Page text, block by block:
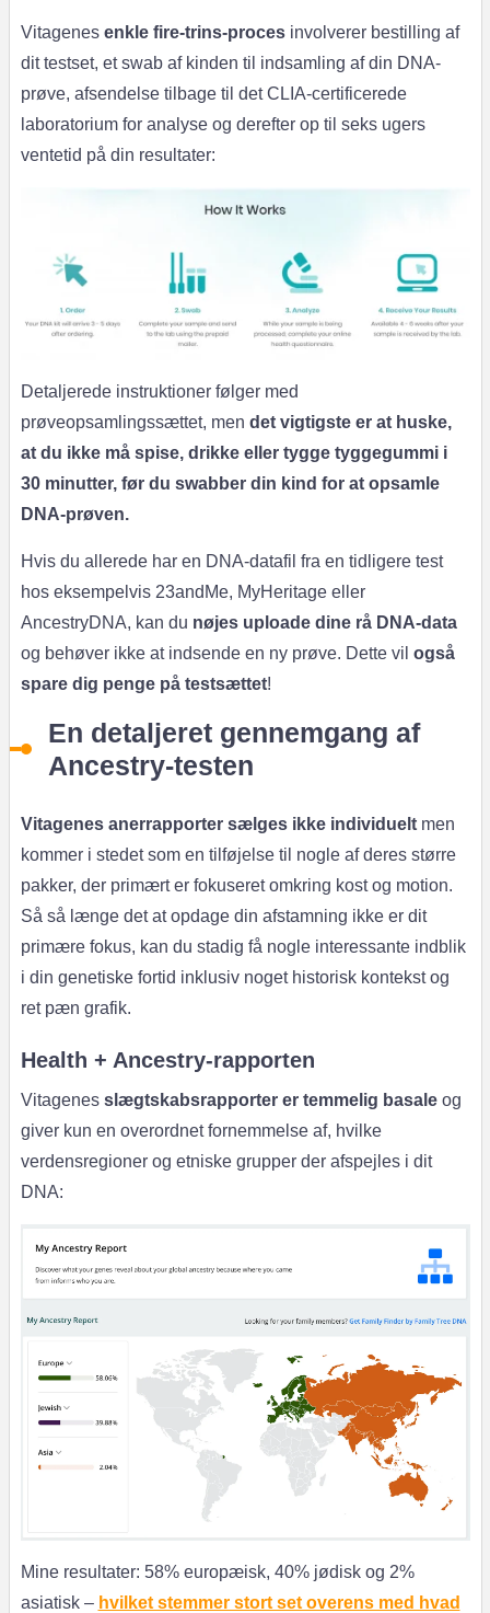
Vitagenes enkle fire-trins-procesinvolverer bestilling af
dit testset, et swab af kinden til indsamling af din DNA-
prøve, afsendelse tilbage til det CLIA-certificerede
laboratorium for analyse og derefter op til seks ugers
ventetid på din resultater:
Detaljerede instruktioner følger med
prøveopsamlingssættet, men det vigtigste er at huske,
at du ikke må spise, drikke eller tygge tyggegummi i
30 minutter, før du swabber din kind for at opsamle
DNA-prøven.
Hvis du allerede har en DNA-datafil fra en tidligere test
hos eksempelvis 23andMe, MyHeritage eller
AncestryDNA, kan du nøjes uploade dine rå DNA-data
og behøver ikke at indsende en ny prøve. Dette vil også
spare dig penge på testsættet!
En detaljeret gennemgang af
Ancestry-testen
Vitagenes anerrapporter sælges ikke individueltmen
kommer i stedet som en tilføjelse til nogle af deres større
pakker, der primært er fokuseret omkring kost og motion.
Så så længe det at opdage din afstamning ikke er dit
primære fokus, kan du stadig få nogle interessante indblik
i din genetiske fortid inklusiv noget historisk kontekst og
ret pæn grafik.
Health + Ancestry-rapporten
Vitagenes slægtskabsrapporter er temmelig basaleog
giver kun en overordnet fornemmelse af, hvilke
verdensregioner og etniske grupper der afspejles i dit
DNA:
Mine resultater: 58% europæisk, 40% jødisk og 2%
asiatisk – hvilket stemmer stort set overens med hvad